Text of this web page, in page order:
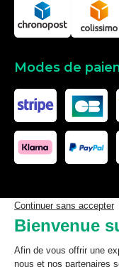
Modes de
Les données affichées
complète, ne doivent
données ou la base de
exploiter, ni de les
préalable de TecDoc.